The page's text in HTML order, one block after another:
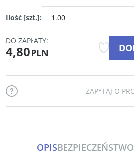
Ilość [szt.]:
DO ZAPŁATY:
4,80PLN
ZAPYTAJ O
OPIS